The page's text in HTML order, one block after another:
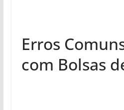
Erros
com Bolsas